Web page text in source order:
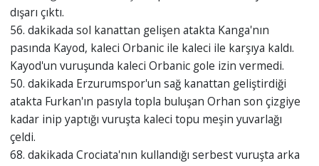
dışarı çıktı.
56. dakikada sol kanattan gelişen atakta Kanga'nın
pasında Kayod, kaleci Orbanic ile kaleci ile karşıya kaldı.
Kayod'un vuruşunda kaleci Orbanic gole izin vermedi.
50. dakikada Erzurumspor'un sağ kanattan geliştirdiği
atakta Furkan'ın pasıyla topla buluşan Orhan son çizgiye
kadar inip yaptığı vuruşta kaleci topu meşin yuvarlağı
çeldi.
68. dakikada Crociata'nın kullandığı serbest vuruşta arka